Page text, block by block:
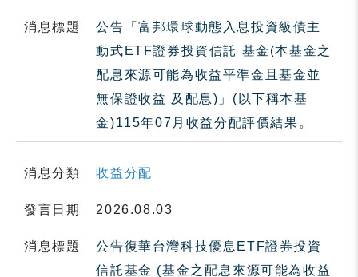
消息標題
公告「富邦環球動態入息投資級債主
動式ETF證券投資信託 基金(本基金之
配息來源可能為收益平準金且基金並
無保證收益 及配息)」(以下稱本基
金)115年07月收益分配評價結果。
消息分類 收益分配
發言日期 2026.08.03
消息標題
公告復華台灣科技優息ETF證券投資
信託基金 (基金之配息來源可能為收益